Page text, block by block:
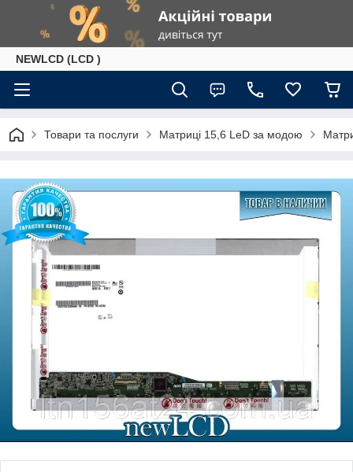
NEWLCD (LCD )
Товари та послуги Матриці 15,6 LeD за модою